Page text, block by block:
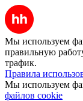
Мы используем
правильную
трафик.
Правила
Мы используем
файлов cookie